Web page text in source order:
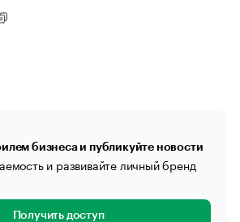
бизнеса и публикуйте новости
и развивайте личный бренд
Получить доступ